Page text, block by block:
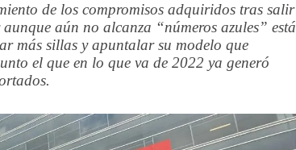
de los compromisos adquiridos tras salir
aún no alcanza “números azules” está
más sillas y apuntalar su modelo que
el que en lo que va de 2022 ya generó